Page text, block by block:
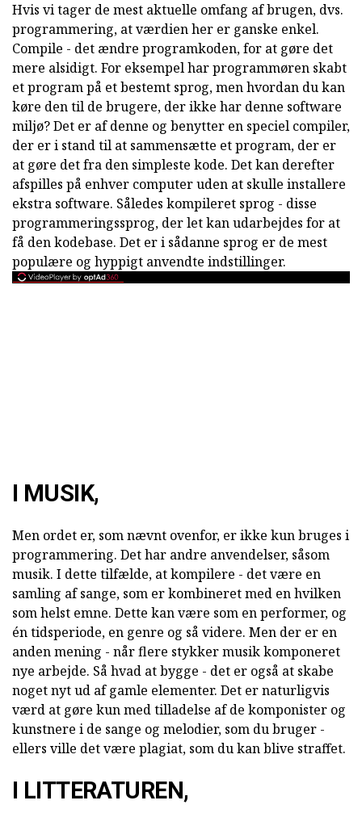
Hvis vi tager de mest aktuelle omfang af brugen, dvs.
programmering, at værdien her er ganske enkel.
Compile - det ændre programkoden, for at gøre det
mere alsidigt. For eksempel har programmøren skabt
et program på et bestemt sprog, men hvordan du kan
køre den til de brugere, der ikke har denne software
miljø? Det er af denne og benytter en speciel compiler,
der er i stand til at sammensætte et program, der er
at gøre det fra den simpleste kode. Det kan derefter
afspilles på enhver computer uden at skulle installere
ekstra software. Således kompileret sprog - disse
programmeringssprog, der let kan udarbejdes for at
få den kodebase. Det er i sådanne sprog er de mest
populære og hyppigt anvendte indstillinger.
I MUSIK,
Men ordet er, som nævnt ovenfor, er ikke kun bruges i
programmering. Det har andre anvendelser, såsom
musik. I dette tilfælde, at kompilere - det være en
samling af sange, som er kombineret med en hvilken
som helst emne. Dette kan være som en performer, og
én tidsperiode, en genre og så videre. Men der er en
anden mening - når flere stykker musik komponeret
nye arbejde. Så hvad at bygge - det er også at skabe
noget nyt ud af gamle elementer. Det er naturligvis
værd at gøre kun med tilladelse af de komponister og
kunstnere i de sange og melodier, som du bruger -
ellers ville det være plagiat, som du kan blive straffet.
I LITTERATUREN,